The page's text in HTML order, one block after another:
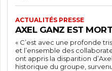
ACTUALITÉS PRESSE
AXEL GANZ EST MORT
« C’est avec une profonde
et l’ensemble des
ont appris la disparition
historique du groupe,